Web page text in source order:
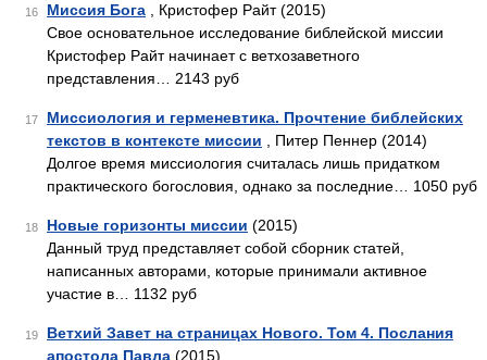
16 Миссия Бога , Кристофер Райт (2015)
Свое основательное исследование библейской миссии
Кристофер Райт начинает с ветхозаветного
представления… 2143 руб
17
Миссиология и герменевтика. Прочтение библейских
текстов в контексте миссии , Питер Пеннер (2014)
Долгое время миссиология считалась лишь придатком
практического богословия, однако за последние… 1050 руб
18 Новые горизонты миссии (2015)
Данный труд представляет собой сборник статей,
написанных авторами, которые принимали активное
участие в… 1132 руб
19
Ветхий Завет на страницах Нового. Том 4. Послания
апостола Павла (2015)